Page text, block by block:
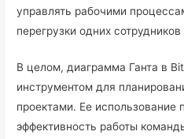
управлять рабочими
перегрузки одних
В целом, диаграмма Ганта в
инструментом для
проектами. Ее использование
эффективность работы